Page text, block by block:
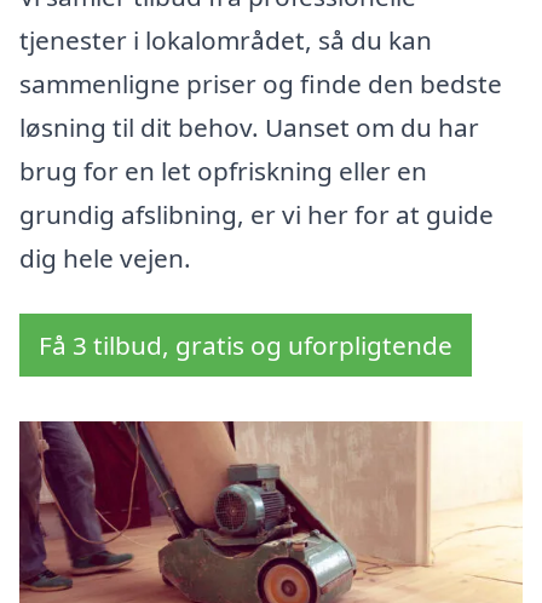
tjenester i lokalområdet, så du kan
sammenligne priser og finde den bedste
løsning til dit behov. Uanset om du har
brug for en let opfriskning eller en
grundig afslibning, er vi her for at guide
dig hele vejen.
Få 3 tilbud, gratis og uforpligtende